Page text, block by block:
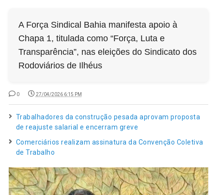
A Força Sindical Bahia manifesta apoio à
Chapa 1, titulada como “Força, Luta e
Transparência”, nas eleições do Sindicato dos
Rodoviários de Ilhéus
0 27/04/2026 6:15 PM
Trabalhadores da construção pesada aprovam proposta
de reajuste salarial e encerram greve
Comerciários realizam assinatura da Convenção Coletiva
de Trabalho